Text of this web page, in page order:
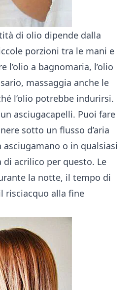
di olio dipende dalla
porzioni tra le mani e
a bagnomaria, l’olio
massaggia anche le
l’olio potrebbe indurirsi.
asciugacapelli. Puoi fare
sotto un flusso d’aria
o in qualsiasi
acrilico per questo. Le
la notte, il tempo di
risciacquo alla fine